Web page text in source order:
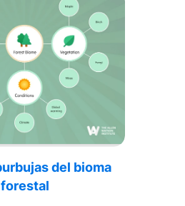
del bioma
forestal